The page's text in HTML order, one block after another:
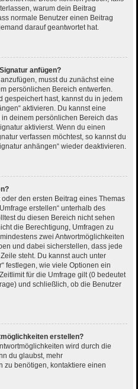
warum dein Beitrag
normale Benutzer einen Beitrag
darauf geantwortet hat.
anfügen?
musst du zunächst eine
persönlichen Bereich entwerfen.
gespeichert hast, kannst du in jedem
aktivieren. Du kannst eine
deinem persönlichen Bereich das
aktivierst. Wenn du einen
verfassen möchtest, so kannst du
anhängen“ wieder deaktivieren.
den ersten Beitrag eines Themas
erstellen“ unterhalb des
du diesen Bereich nicht sehen
die Berechtigung, Umfragen zu
zwei Antwortmöglichkeiten
und dabei sicherstellen, dass jede
steht. Du kannst auch unter
festlegen, wie viele Optionen ein
für die Umfrage gilt (0 bedeutet
und schließlich, ob die Benutzer
erstellen?
wird durch die
du glaubst, mehr
zu benötigen, kontaktiere einen